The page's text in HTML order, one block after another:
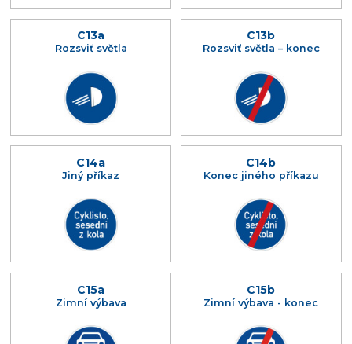
C13a
Rozsviť světla
C13b
Rozsviť světla – konec
C14a
Jiný příkaz
C14b
Konec jiného příkazu
C15a
Zimní výbava
C15b
Zimní výbava - konec